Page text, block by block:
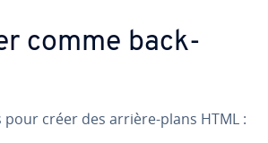
comme back­
créer des arrière-plans HTML :